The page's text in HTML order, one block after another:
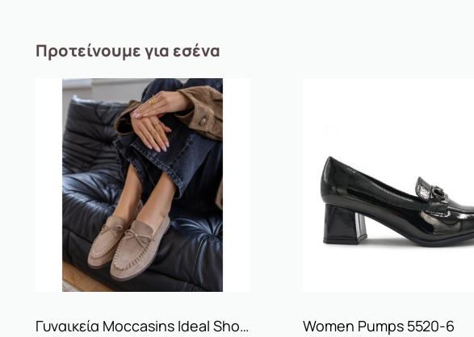
Προτείνουμε για εσένα
Γυναικεία Moccasins Ideal Shoes 1513 Women Pumps 5520-6